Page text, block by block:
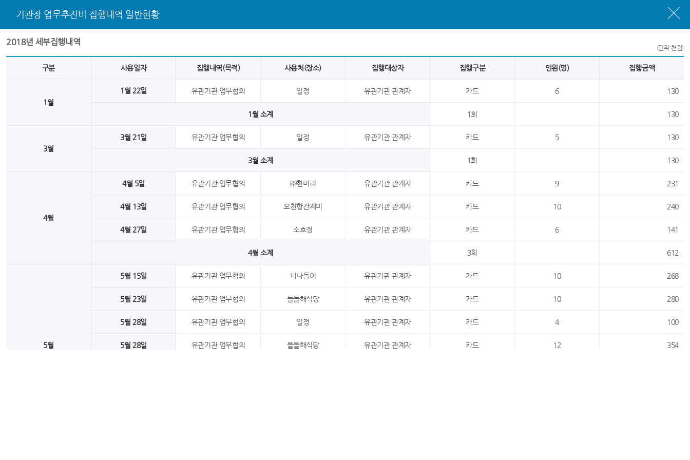
기관장 업무추진비 집행내역 일반현황
2018년 세부집행내역
(단위:천원)
구분 사용일자 집행내역(목적) 사용처(장소) 집행대상자 집행구분 인원(명) 집행금액
1월
1월 22일 유관기관 업무협의 일정 유관기관 관계자 카드 6 130
1월 소계 1회 130
3월
3월 21일 유관기관 업무협의 일정 유관기관 관계자 카드 5 130
3월 소계 1회 130
4월
4월 5일 유관기관 업무협의 ㈜한미리 유관기관 관계자 카드 9 231
4월 13일 유관기관 업무협의 오천항간제미 유관기관 관계자 카드 10 240
4월 27일 유관기관 업무협의 소호정 유관기관 관계자 카드 6 141
4월 소계 3회 612
5월
5월 15일 유관기관 업무협의 너나들이 유관기관 관계자 카드 10 268
5월 23일 유관기관 업무협의 돌돌해식당 유관기관 관계자 카드 10 280
5월 28일 유관기관 업무협의 일정 유관기관 관계자 카드 4 100
5월 28일 유관기관 업무협의 돌돌해식당 유관기관 관계자 카드 12 354